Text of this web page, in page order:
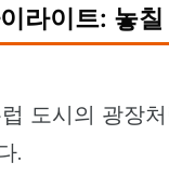
라이트: 놓
도시의 광장
.